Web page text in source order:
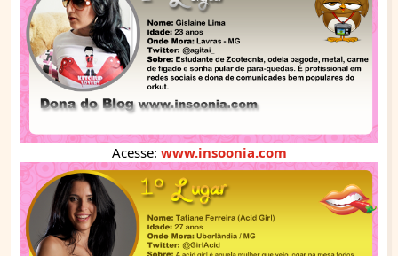
Acesse: www.insoonia.com